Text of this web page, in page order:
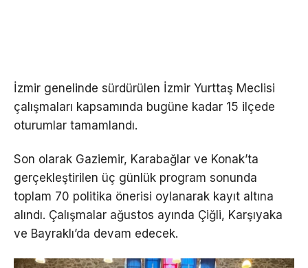
İzmir genelinde sürdürülen İzmir Yurttaş Meclisi
çalışmaları kapsamında bugüne kadar 15 ilçede
oturumlar tamamlandı.
Son olarak Gaziemir, Karabağlar ve Konak’ta
gerçekleştirilen üç günlük program sonunda
toplam 70 politika önerisi oylanarak kayıt altına
alındı. Çalışmalar ağustos ayında Çiğli, Karşıyaka
ve Bayraklı’da devam edecek.